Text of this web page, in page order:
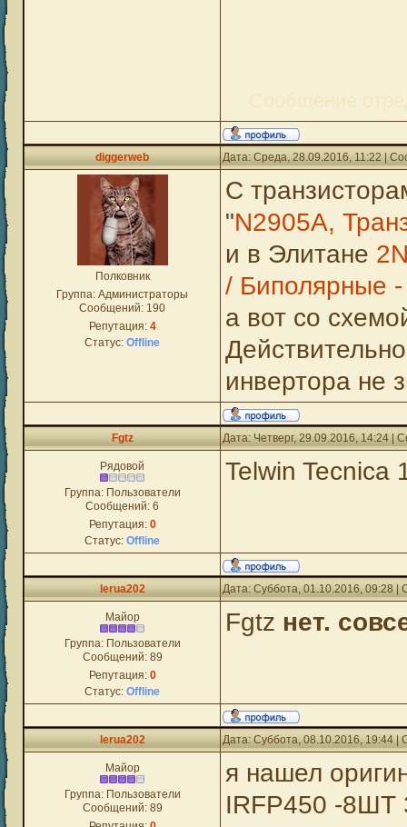
diggerweb Дата: Среда, 28.09.2016, 11:22 |
Полковник
Группа: Администраторы
Сообщений: 190
Репутация: 4
Статус: Offline
С
"N2905A,
и в Элитане
/ Биполярные
а вот со
инвертора не
Fgtz Дата: Четверг, 29.09.2016, 14:24 |
Рядовой
Группа: Пользователи
Сообщений: 6
Репутация: 0
Статус: Offline
Telwin
lerua202 Дата: Суббота, 01.10.2016, 09:28
Майор
Группа: Пользователи
Сообщений: 89
Репутация: 0
Статус: Offline
Fgtz нет.
lerua202 Дата: Суббота, 08.10.2016, 19:44
Майор
Группа: Пользователи
Сообщений: 89
я нашел
IRFP450 -8ШТ